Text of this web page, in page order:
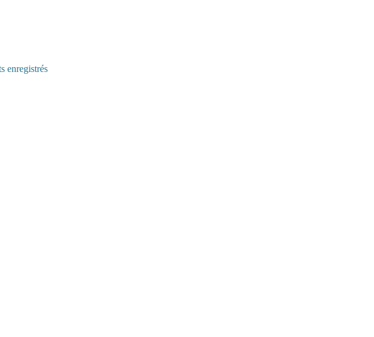
enregistrés